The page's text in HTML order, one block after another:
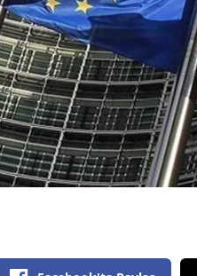
Çorum
Denizli
Diyarbakır
Edirne
Elazığ
Erzincan
Eskişehir